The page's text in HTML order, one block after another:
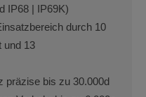
IP68 | IP69K)
durch 10
und 13
präzise bis zu 30.000d